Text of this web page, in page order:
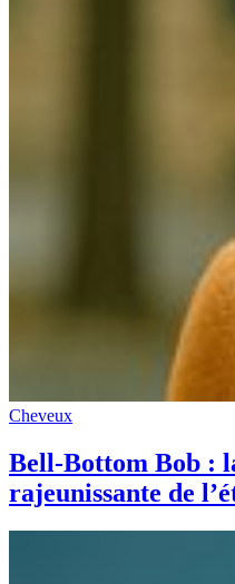
Cheveux
Bell-Bottom Bob :
rajeunissante de